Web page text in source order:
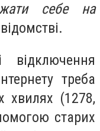
себе на
треба
хвилях (1278,
старих